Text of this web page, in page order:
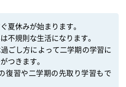
夏休みが始まります。
不規則な生活になります。
ごし方によって二学期の学習に
つきます。
復習や二学期の先取り学習もで